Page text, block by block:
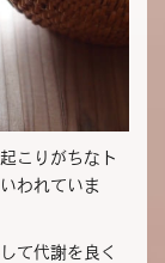
こりがちなト
われていま
て代謝を良く